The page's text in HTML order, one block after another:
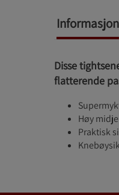
Informasjon
Disse
flatterende
Høy midje
Praktisk